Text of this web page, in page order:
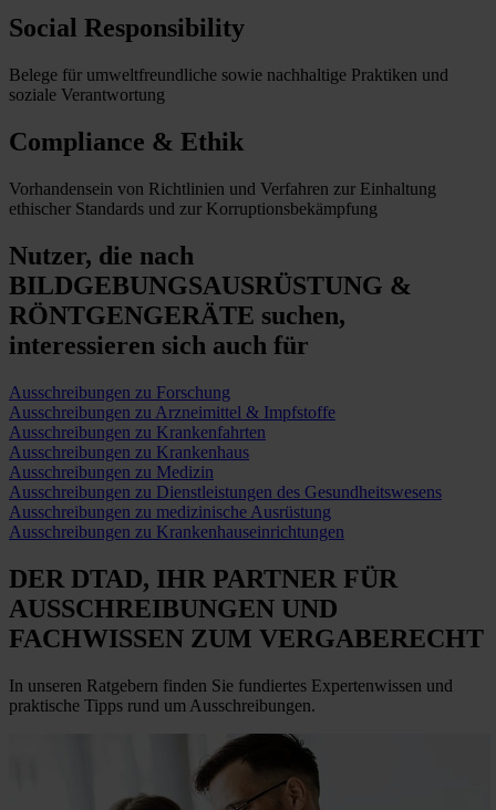
Social Responsibility
Belege für umweltfreundliche sowie nachhaltige Praktiken und
soziale Verantwortung
Compliance & Ethik
Vorhandensein von Richtlinien und Verfahren zur Einhaltung
ethischer Standards und zur Korruptionsbekämpfung
Nutzer, die nach
BILDGEBUNGSAUSRÜSTUNG &
RÖNTGENGERÄTE suchen,
interessieren sich auch für
Ausschreibungen zu Forschung
Ausschreibungen zu Arzneimittel & Impfstoffe
Ausschreibungen zu Krankenfahrten
Ausschreibungen zu Krankenhaus
Ausschreibungen zu Medizin
Ausschreibungen zu Dienstleistungen des Gesundheitswesens
Ausschreibungen zu medizinische Ausrüstung
Ausschreibungen zu Krankenhauseinrichtungen
DER DTAD, IHR PARTNER FÜR
AUSSCHREIBUNGEN UND
FACHWISSEN ZUM VERGABERECHT
In unseren Ratgebern finden Sie fundiertes Expertenwissen und
praktische Tipps rund um Ausschreibungen.